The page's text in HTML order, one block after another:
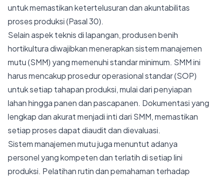
untuk memastikan ketertelusuran dan akuntabilitas
proses produksi (Pasal 30).
Selain aspek teknis di lapangan, produsen benih
hortikultura diwajibkan menerapkan sistem manajemen
mutu (SMM) yang memenuhi standar minimum. SMM ini
harus mencakup prosedur operasional standar (SOP)
untuk setiap tahapan produksi, mulai dari penyiapan
lahan hingga panen dan pascapanen. Dokumentasi yang
lengkap dan akurat menjadi inti dari SMM, memastikan
setiap proses dapat diaudit dan dievaluasi.
Sistem manajemen mutu juga menuntut adanya
personel yang kompeten dan terlatih di setiap lini
produksi. Pelatihan rutin dan pemahaman terhadap